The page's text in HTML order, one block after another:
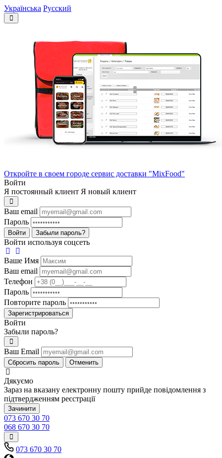
Українська Русский
Откройте в своем городе сервис доставки "MixFood"
Войти
Я постоянный клиент Я новый клиент
Ваш email
Пароль
Войти Забыли пароль?
Войти используя соцсеть
Ваше Имя
Ваш email
Телефон
Пароль
Повторите пароль
Зарегистрироваться
Войти
Забыли пароль?
Ваш Email
Сбросить пароль Отменить
Дякуємо
Зараз на вказану електронну пошту прийде повідомлення з
підтвердженням реєстрації
Зачинити
073 670 30 70
068 670 30 70
073 670 30 70